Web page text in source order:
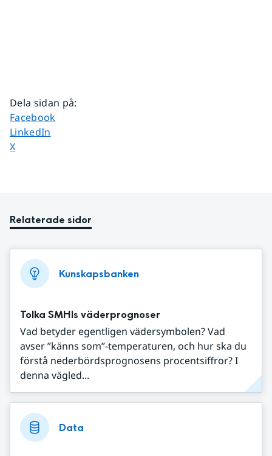
Dela sidan på:
Dela sidan på
Facebook
Dela sidan på
LinkedIn
Dela sidan på
X
Relaterade sidor
Kunskapsbanken
Tolka SMHIs väderprognoser
Vad betyder egentligen vädersymbolen? Vad
avser ”känns som”-temperaturen, och hur ska du
förstå nederbördsprognosens procentsiffror? I
denna vägled...
Data